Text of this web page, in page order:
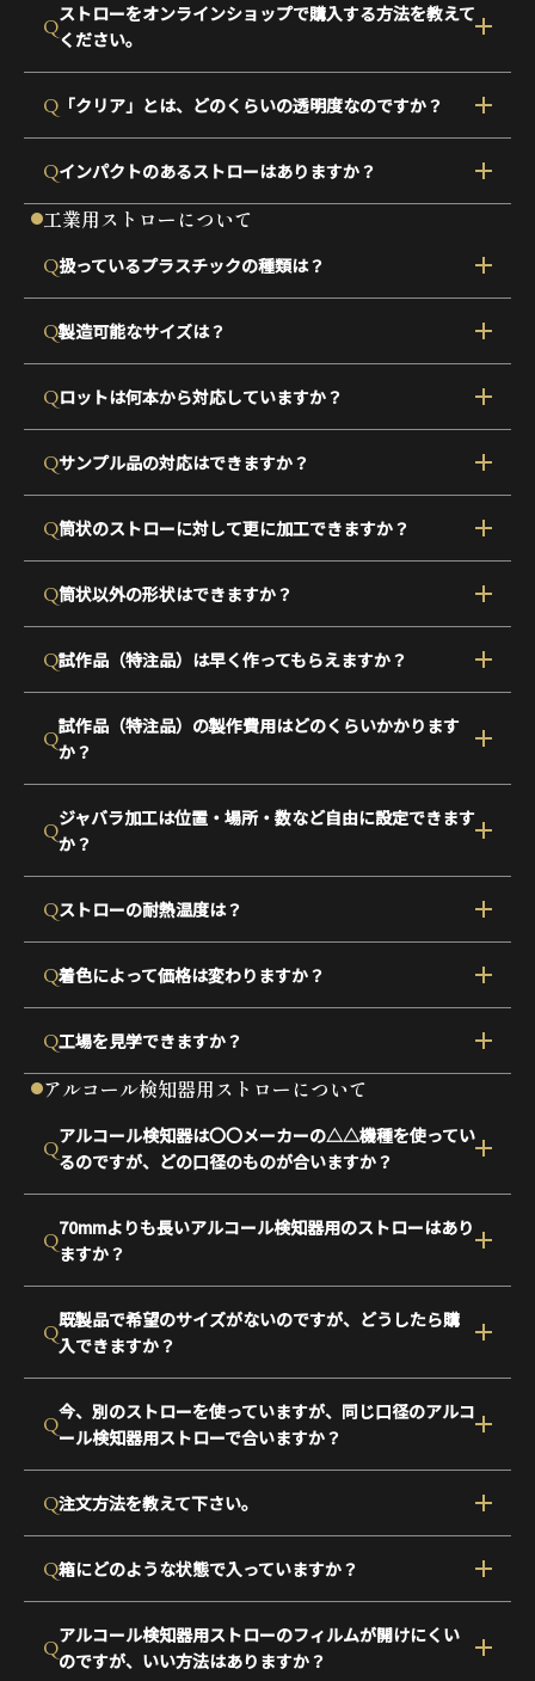
Q
ストローをオンラインショップで購入する方法を教えて
ください。
Q 「クリア」とは、どのくらいの透明度なのですか？
Qインパクトのあるストローはありますか？
工業用ストローについて
Q扱っているプラスチックの種類は？
Q製造可能なサイズは？
Qロットは何本から対応していますか？
Qサンプル品の対応はできますか？
Q筒状のストローに対して更に加工できますか？
Q筒状以外の形状はできますか？
Q試作品（特注品）は早く作ってもらえますか？
Q
試作品（特注品）の製作費用はどのくらいかかります
か？
Q
ジャバラ加工は位置・場所・数など自由に設定できます
か？
Qストローの耐熱温度は？
Q着色によって価格は変わりますか？
Q工場を見学できますか？
アルコール検知器用ストローについて
Q
アルコール検知器は〇〇メーカーの△△機種を使ってい
るのですが、どの口径のものが合いますか？
Q
70mmよりも長いアルコール検知器用のストローはあり
ますか？
Q
既製品で希望のサイズがないのですが、どうしたら購
入できますか？
Q
今、別のストローを使っていますが、同じ口径のアルコ
ール検知器用ストローで合いますか？
Q注文方法を教えて下さい。
Q箱にどのような状態で入っていますか？
Q
アルコール検知器用ストローのフィルムが開けにくい
のですが、いい方法はありますか？